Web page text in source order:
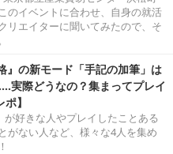
のイベントに合わせ、自身の就活
リエイターに聞いてみたので、そ
』の新モード「手記の加筆」は
実際どうなの？集まってプレイ
】
が好きな人やプレイしたことある
がない人など、様々な4人を集め